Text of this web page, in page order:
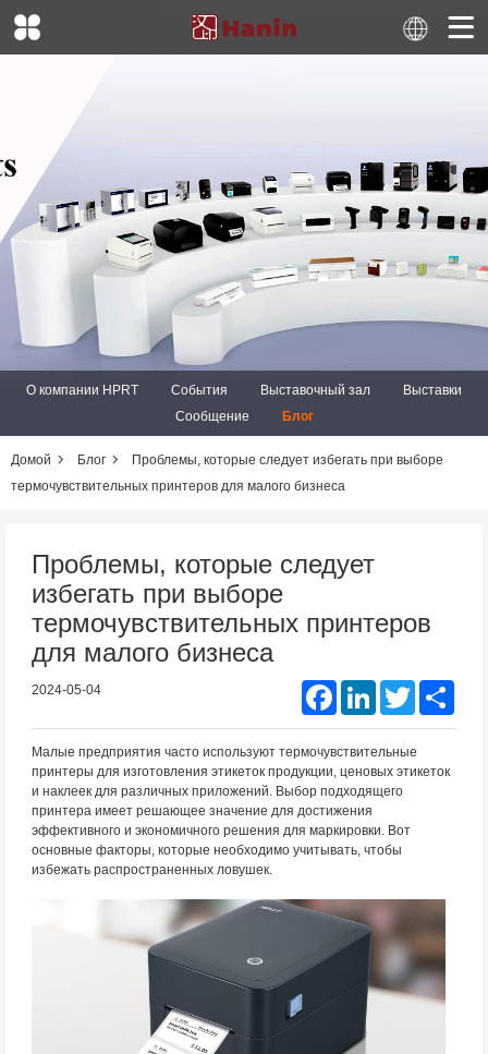
О компании HPRT События Выставочный зал
Выставки
Сообщение
Блог
Домой Блог
Проблемы, которые следует избегать при выборе
термочувствительных принтеров для малого бизнеса
Проблемы, которые следует
избегать при выборе
термочувствительных принтеров
для малого бизнеса
2024-05-04 FacebookLinkedIn Twitter
Малые предприятия часто используют термочувствительные
принтеры для изготовления этикеток продукции, ценовых этикеток
и наклеек для различных приложений. Выбор подходящего
принтера имеет решающее значение для достижения
эффективного и экономичного решения для маркировки. Вот
основные факторы, которые необходимо учитывать, чтобы
избежать распространенных ловушек.